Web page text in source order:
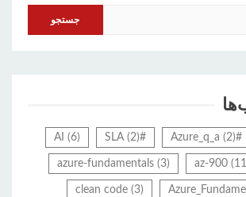
(2)
(2)
AI(6)
az-900
azure-fundamentals(3)
clean code(3)